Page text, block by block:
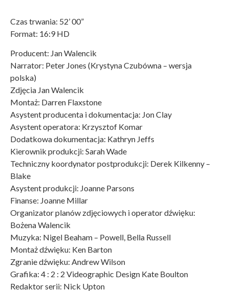
Czas trwania: 52’ 00”
Format: 16:9 HD
Producent: Jan Walencik
Narrator: Peter Jones (Krystyna Czubówna – wersja
polska)
Zdjęcia Jan Walencik
Montaż: Darren Flaxstone
Asystent producenta i dokumentacja: Jon Clay
Asystent operatora: Krzysztof Komar
Dodatkowa dokumentacja: Kathryn Jeffs
Kierownik produkcji: Sarah Wade
Techniczny koordynator postprodukcji: Derek Kilkenny –
Blake
Asystent produkcji: Joanne Parsons
Finanse: Joanne Millar
Organizator planów zdjęciowych i operator dźwięku:
Bożena Walencik
Muzyka: Nigel Beaham – Powell, Bella Russell
Montaż dźwięku: Ken Barton
Zgranie dźwięku: Andrew Wilson
Grafika: 4 : 2 : 2 Videographic Design Kate Boulton
Redaktor serii: Nick Upton